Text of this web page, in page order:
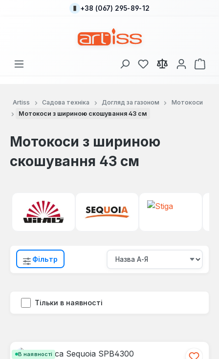
Перейти до основного вмісту
+38 (067) 295-89-12
У вас є 0 у списку
Artiss Садова техніка Догляд за газоном
Мотокоси
Мотокоси з шириною скошування 43 см
Мотокоси з шириною
скошування 43 см
Фільтр
Тільки в наявності
В наявності